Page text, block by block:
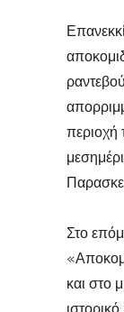
περιοχή
Στο
και στο